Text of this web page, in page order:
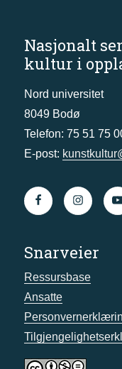
Nasjonalt
kultur i
Nord universitet
8049 Bodø
Telefon: 75 51 75
E-post:
Snarveier
Ressursbase
Ansatte